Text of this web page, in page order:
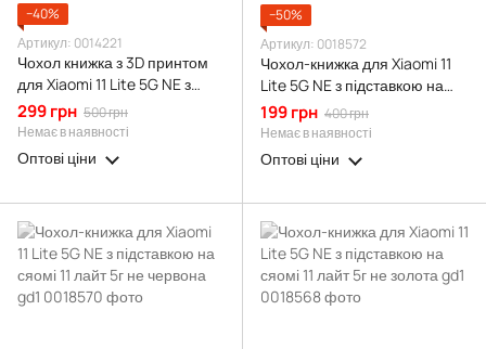
−40%
Артикул: 0014221
Чохол книжка з 3D принтом
для Xiaomi 11 Lite 5G NE з
екошкіри із підставкою та
магнитом чорна gd2
299 грн 500 грн
Немає в наявності
Оптові ціни
−50%
Артикул: 0018572
Чохол-книжка для Xiaomi 11
Lite 5G NE з підставкою на
сяомі 11 лайт 5г не сіра gd1
199 грн 400 грн
Немає в наявності
Оптові ціни